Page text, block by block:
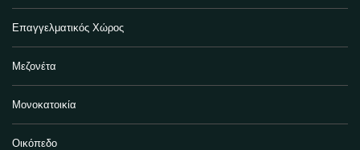
Επαγγελματικός Χώρος
Μεζονέτα
Μονοκατοικία
Οικόπεδο